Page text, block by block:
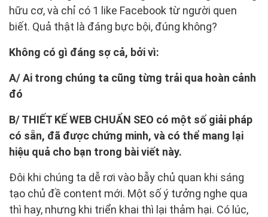
hữu cơ, và chỉ có 1 like Facebook từ người quen
biết. Quả thật là đáng bực bội, đúng không?
Không có gì đáng sợ cả, bởi vì:
A/ Ai trong chúng ta cũng từng trải qua hoàn cảnh
đó
B/ THIẾT KẾ WEB CHUẨN SEO có một số giải pháp
có sẵn, đã được chứng minh, và có thể mang lại
hiệu quả cho bạn trong bài viết này.
Đôi khi chúng ta dễ rơi vào bẫy chủ quan khi sáng
tạo chủ đề content mới. Một số ý tưởng nghe qua
thì hay, nhưng khi triển khai thì lại thảm hại. Có lúc,